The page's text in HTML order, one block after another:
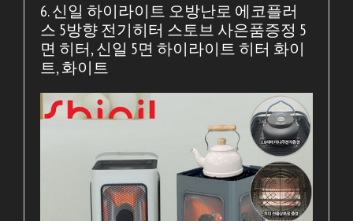
6. 신일 하이라이트 오방난로 에코플러
스 5방향 전기히터 스토브 사은품증정 5
면 히터, 신일 5면 하이라이트 히터 화이
트, 화이트